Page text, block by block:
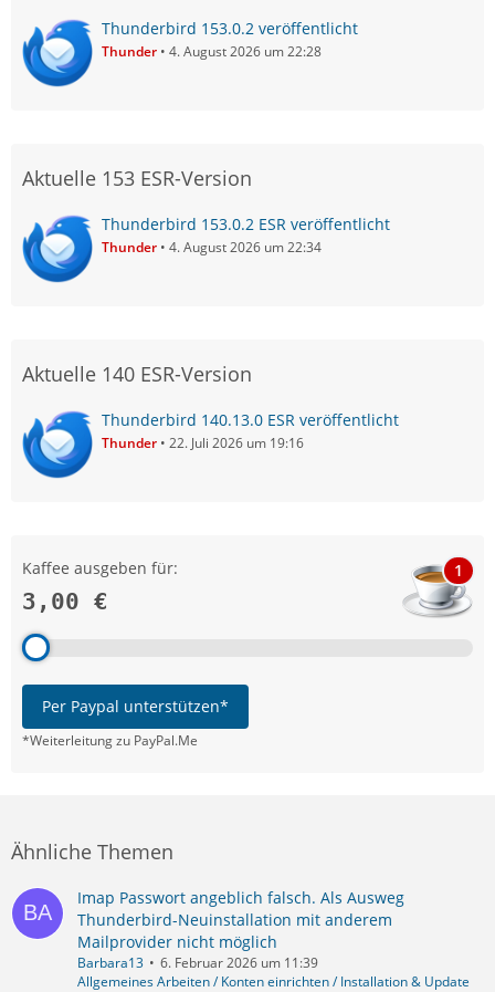
Thunderbird 153.0.2 veröffentlicht
Thunder 4. August 2026 um 22:28
Aktuelle 153 ESR-Version
Thunderbird 153.0.2 ESR veröffentlicht
Thunder 4. August 2026 um 22:34
Aktuelle 140 ESR-Version
Thunderbird 140.13.0 ESR veröffentlicht
Thunder 22. Juli 2026 um 19:16
Kaffee ausgeben für:
3,00 €
1
Per Paypal unterstützen*
*Weiterleitung zu PayPal.Me
Ähnliche Themen
Imap Passwort angeblich falsch. Als Ausweg
Thunderbird-Neuinstallation mit anderem
Mailprovider nicht möglich
Barbara13
6. Februar 2026 um 11:39
Allgemeines Arbeiten / Konten einrichten / Installation & Update